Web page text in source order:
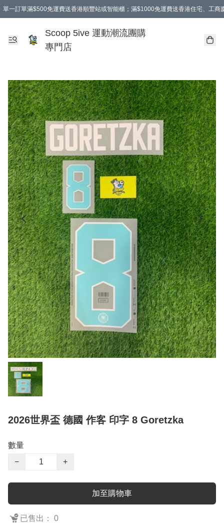
單一訂單滿$500免運費送香港順豐站或智能櫃；滿$1000免運費送香港住宅、工商
Scoop 5ive 運動潮流團購
專門店
2026世界盃 德國 作客 印字 8 Goretzka
數量
−
+
加至購物車
已售出： 0